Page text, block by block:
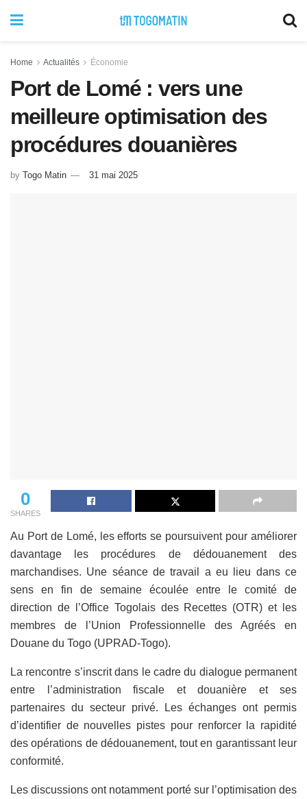
Home Actualités Économie
Port de Lomé : vers une
meilleure optimisation des
procédures douanières
by Togo Matin 31 mai 2025
0
SHARES
Au Port de Lomé, les efforts se poursuivent pour améliorer
davantage les procédures de dédouanement des
marchandises. Une séance de travail a eu lieu dans ce
sens en fin de semaine écoulée entre le comité de
direction de l’Office Togolais des Recettes (OTR) et les
membres de l’Union Professionnelle des Agréés en
Douane du Togo (UPRAD-Togo).
La rencontre s’inscrit dans le cadre du dialogue permanent
entre l’administration fiscale et douanière et ses
partenaires du secteur privé. Les échanges ont permis
d’identifier de nouvelles pistes pour renforcer la rapidité
des opérations de dédouanement, tout en garantissant leur
conformité.
Les discussions ont notamment porté sur l’optimisation des